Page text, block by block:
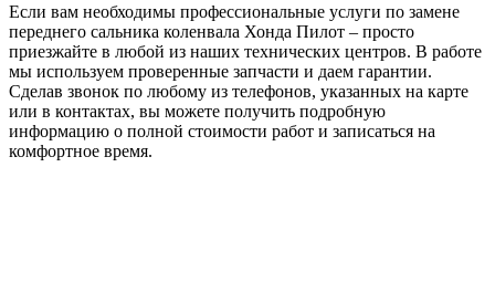
Если вам необходимы профессиональные услуги по замене
переднего сальника коленвала Хонда Пилот – просто
приезжайте в любой из наших технических центров. В работе
мы используем проверенные запчасти и даем гарантии.
Сделав звонок по любому из телефонов, указанных на карте
или в контактах, вы можете получить подробную
информацию о полной стоимости работ и записаться на
комфортное время.